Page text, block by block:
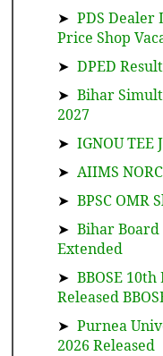
➤ PDS Dealer
Price Shop
➤ DPED
➤ Bihar
2027
➤ IGNOU TEE
➤ AIIMS
➤ BPSC OMR
➤ Bihar Board
Extended
➤ BBOSE
Released
➤ Purnea
2026 Released